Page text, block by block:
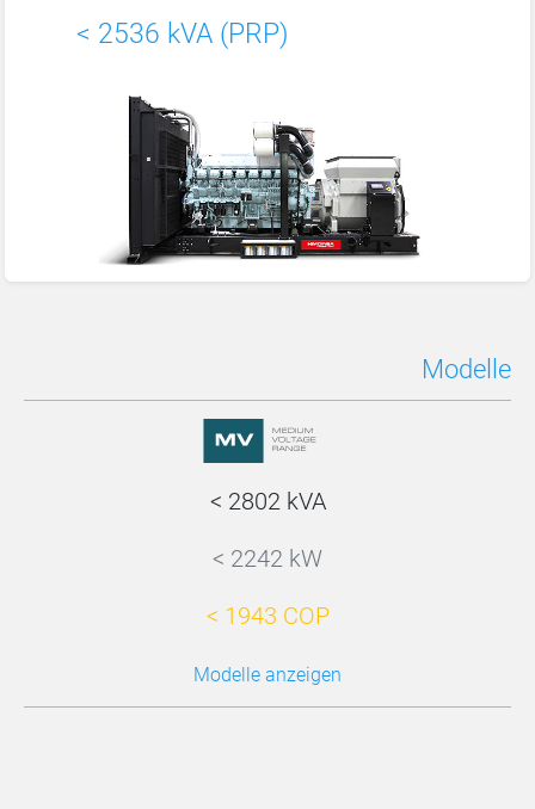
< 2536 kVA (PRP)
Modelle
< 2802 kVA
< 2242 kW
< 1943 COP
Modelle anzeigen